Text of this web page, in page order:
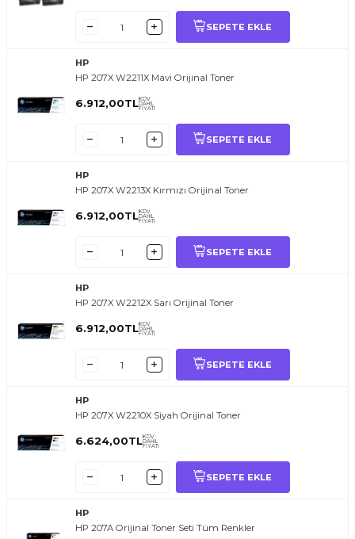
SEPETE EKLE
HP
HP 207X W2211X Mavi Orijinal Toner
6.912,00TLKDV
DAHİL
FİYATI
SEPETE EKLE
HP
HP 207X W2213X Kırmızı Orijinal Toner
6.912,00TLKDV
DAHİL
FİYATI
SEPETE EKLE
HP
HP 207X W2212X Sarı Orijinal Toner
6.912,00TLKDV
DAHİL
FİYATI
SEPETE EKLE
HP
HP 207X W2210X Siyah Orijinal Toner
6.624,00TLKDV
DAHİL
FİYATI
SEPETE EKLE
HP
HP 207A Orijinal Toner Seti Tüm Renkler